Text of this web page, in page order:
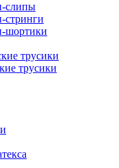
слипы
стринги
шортики
трусики
трусики